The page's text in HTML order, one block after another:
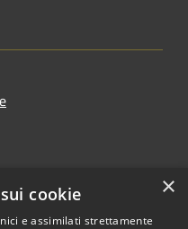
×
cookie
e assimilati strettamente